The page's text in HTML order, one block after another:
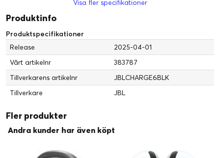
Förpackad kvantitet:
1
Produktlinje:
JBL Charge
Mått och vikt
Vikt:
960 g
Höjd:
9.4 cm
Service och support
Visa fler specifikationer
Produktinfo
Produktspecifikationer
Release
2025-04-01
Vårt artikelnr
383787
Tillverkarens artikelnr
JBLCHARGE6BLK
Tillverkare
JBL
Fler produkter
Andra kunder har även köpt